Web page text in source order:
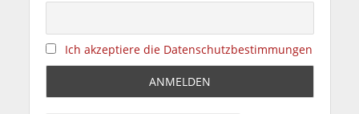
Ich akzeptiere die Datenschutzbestimmungen